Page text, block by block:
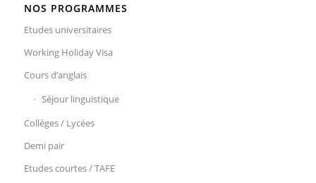
NOS PROGRAMMES
Etudes universitaires
Working Holiday Visa
Cours d’anglais
Séjour linguistique
Collèges / Lycées
Demi pair
Etudes courtes / TAFE